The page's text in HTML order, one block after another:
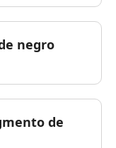
negro
de